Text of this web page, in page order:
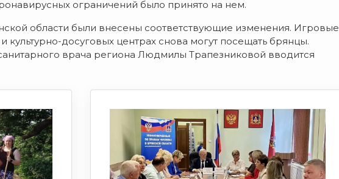
ограничений было принято на нем.
области были внесены соответствующие изменения. Игровые
культурно-досуговых центрах снова могут посещать брянцы.
врача региона Людмилы Трапезниковой вводится